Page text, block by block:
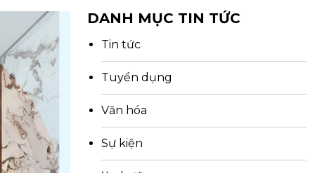
DANH MỤC TIN TỨC
Tin tức
Tuyển dụng
Văn hóa
Sự kiện